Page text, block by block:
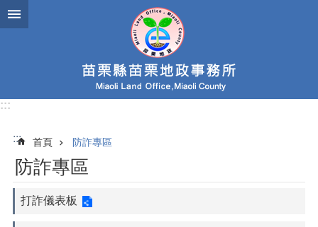
跳到主要內容區塊
:::
::: 首頁 防詐專區
防詐專區
打詐儀表板